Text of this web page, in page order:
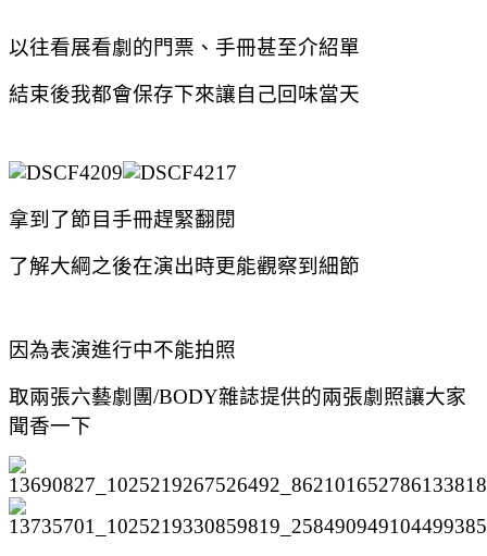
以往看展看劇的門票、手冊甚至介紹單
結束後我都會保存下來讓自己回味當天
拿到了節目手冊趕緊翻閱
了解大綱之後在演出時更能觀察到細節
因為表演進行中不能拍照
取兩張六藝劇團/BODY雜誌提供的兩張劇照讓大家
聞香一下